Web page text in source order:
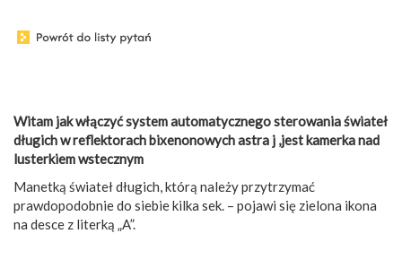
Witam jak włączyć system automatycznego sterowania świateł
długich w reflektorach bixenonowych astra j ,jest kamerka nad
lusterkiem wstecznym
Manetką świateł długich, którą należy przytrzymać
prawdopodobnie do siebie kilka sek. – pojawi się zielona ikona
na desce z literką „A”.